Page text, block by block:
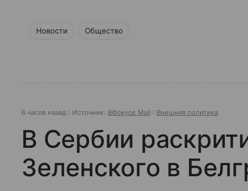
Новости Общество
6 часов назад Источник: ВФокусе Mail Внешняя политика
В Сербии
Зеленского в